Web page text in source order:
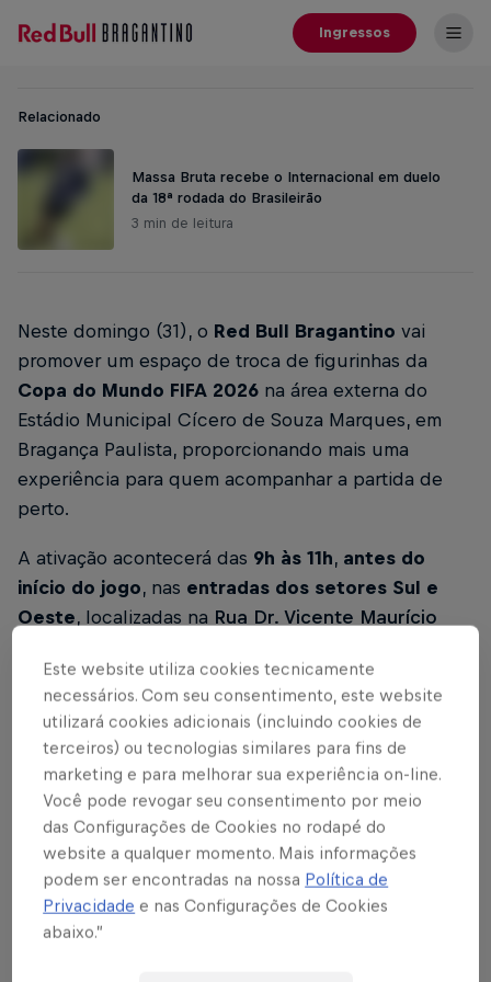
Ingressos
Relacionado
Massa Bruta recebe o Internacional em duelo
da 18ª rodada do Brasileirão
3 min de leitura
Neste domingo (31), o Red Bull Bragantino vai
promover um espaço de troca de figurinhas da
Copa do Mundo FIFA 2026 na área externa do
Estádio Municipal Cícero de Souza Marques, em
Bragança Paulista, proporcionando mais uma
experiência para quem acompanhar a partida de
perto.
A ativação acontecerá das 9h às 11h, antes do
início do jogo, nas entradas dos setores Sul e
Oeste, localizadas na Rua Dr. Vicente Maurício
Torcida Massa Brutaestá convidada as
figurinhas repetidas para participar da ação e
aproveitar a manhã apoiando oBraga.
TROCA DE FIGURINHAS –
RED BULL BRAGANTINO x
INTERNACIONAL (18ª rodada do
Brasileirão)
Este website utiliza cookies tecnicamente
necessários. Com seu consentimento, este website
utilizará cookies adicionais (incluindo cookies de
terceiros) ou tecnologias similares para fins de
marketing e para melhorar sua experiência on-line.
Você pode revogar seu consentimento por meio
das Configurações de Cookies no rodapé do
website a qualquer momento. Mais informações
podem ser encontradas na nossa Política de
Privacidade e nas Configurações de Cookies
abaixo.”